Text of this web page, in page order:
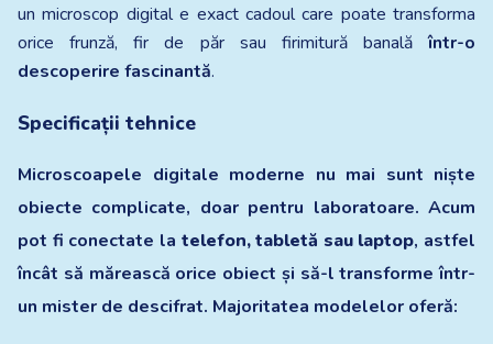
un microscop digital e exact cadoul care poate transforma
orice frunză, fir de păr sau firimitură banalăîntr-o
descoperire fascinantă.
Specificații tehnice
Microscoapele digitale moderne nu mai sunt niște
obiecte complicate, doar pentru laboratoare. Acum
pot fi conectate la telefon, tabletă sau laptop, astfel
încât să mărească orice obiect și să-l transforme într-
un mister de descifrat. Majoritatea modelelor oferă: